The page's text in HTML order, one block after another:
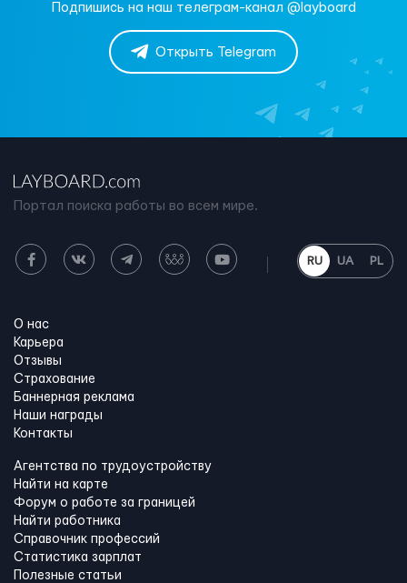
Подпишись на наш телеграм-канал @layboard
Открыть Telegram
Портал поиска работы во всем мире.
RU UA PL
О нас
Карьера
Отзывы
Страхование
Баннерная реклама
Наши награды
Контакты
Агентства по трудоустройству
Найти на карте
Форум о работе за границей
Найти работника
Справочник профессий
Статистика зарплат
Полезные статьи